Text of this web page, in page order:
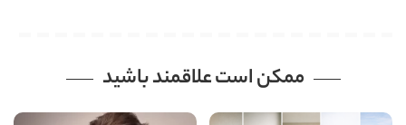
ممکن است علاقمند باشید